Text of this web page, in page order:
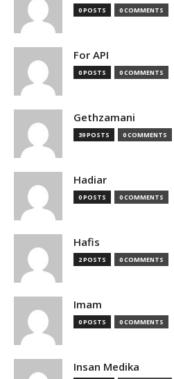
0 POSTS 0 COMMENTS
For API
0 POSTS 0 COMMENTS
Gethzamani
39 POSTS 0 COMMENTS
Hadiar
0 POSTS 0 COMMENTS
Hafis
2 POSTS 0 COMMENTS
Imam
0 POSTS 0 COMMENTS
Insan Medika